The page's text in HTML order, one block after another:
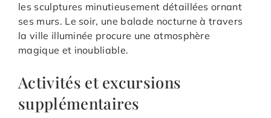
les sculptures minutieusement détaillées ornant
ses murs. Le soir, une balade nocturne à travers
la ville illuminée procure une atmosphère
magique et inoubliable.
Activités et excursions
supplémentaires